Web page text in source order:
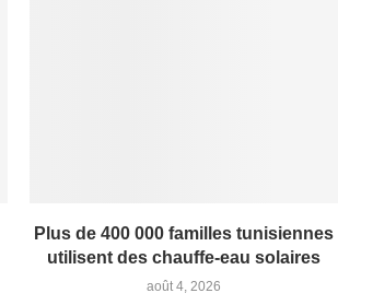
Plus de 400 000 familles tunisiennes
utilisent des chauffe-eau solaires
août 4, 2026